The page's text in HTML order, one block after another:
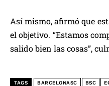
Así mismo, afirmó que
el objetivo. “Estamos
salido bien las cosas”,
TAGS BARCELONASC BSC